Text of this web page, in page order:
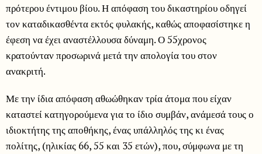
πρότερου έντιμου βίου. Η απόφαση του δικαστηρίου οδηγεί
τον καταδικασθέντα εκτός φυλακής, καθώς αποφασίστηκε η
έφεση να έχει αναστέλλουσα δύναμη. Ο 55χρονος
κρατούνταν προσωρινά μετά την απολογία του στον
ανακριτή.
Με την ίδια απόφαση αθωώθηκαν τρία άτομα που είχαν
καταστεί κατηγορούμενα για το ίδιο συμβάν, ανάμεσά τους ο
ιδιοκτήτης της αποθήκης, ένας υπάλληλός της κι ένας
πολίτης, (ηλικίας 66, 55 και 35 ετών), που, σύμφωνα με τη